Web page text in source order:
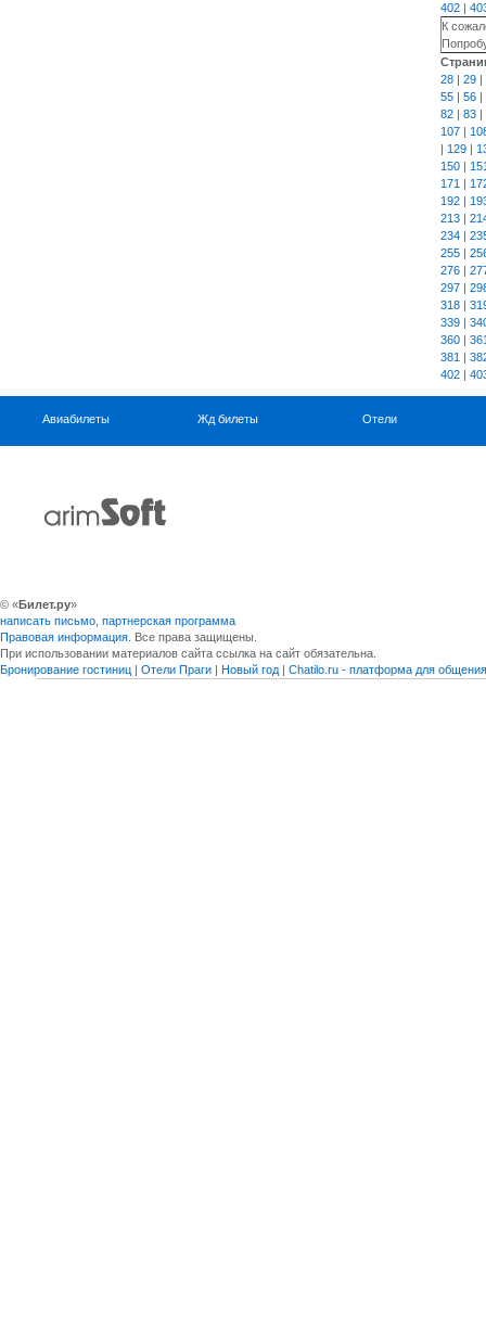
402 |
К
28 | 29 |
55 | 56 |
82 | 83 |
107 |
| 129 |
150 |
171 |
192 |
213 |
234 |
255 |
276 |
297 |
318 |
339 |
360 |
381 |
402 |
Авиабилеты Жд билеты Отели
© «Билет.ру»
написать письмо партнерская программа
Правовая информация . Все права защищены.
При использовании материалов сайта ссылка на сайт обязательна.
Бронирование гостиниц | Отели Праги | Новый год | Chatilo.ru - платформа для